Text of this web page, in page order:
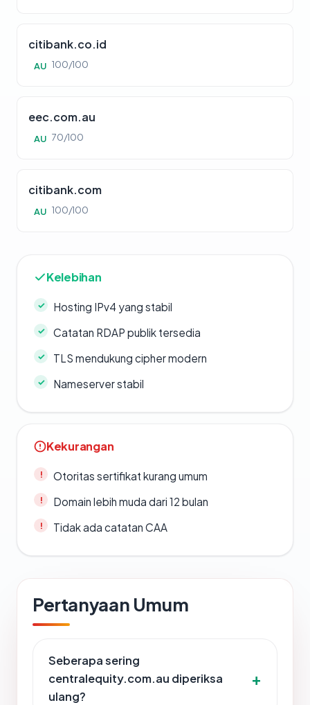
citibank.co.id
AU 100/100
eec.com.au
AU 70/100
citibank.com
AU 100/100
Kelebihan
Hosting IPv4 yang stabil
Catatan RDAP publik tersedia
TLS mendukung cipher modern
Nameserver stabil
Kekurangan
Otoritas sertifikat kurang umum
Domain lebih muda dari 12 bulan
Tidak ada catatan CAA
Pertanyaan Umum
Seberapa sering
centralequity.com.au diperiksa
ulang?